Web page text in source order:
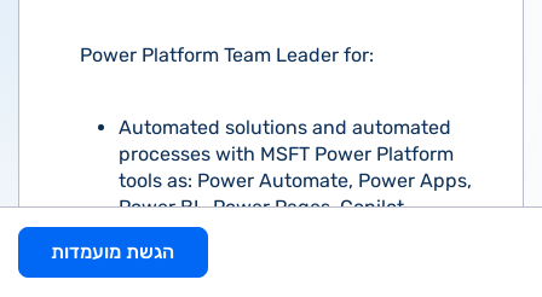
Power Platform Team Leader for:
Automated solutions and automated
processes with MSFT Power Platform
tools as: Power Automate, Power Apps,
Power BI , Power Pages, Copilot
studio(former PVA) .
building automated solutions forהגשת מועמדות